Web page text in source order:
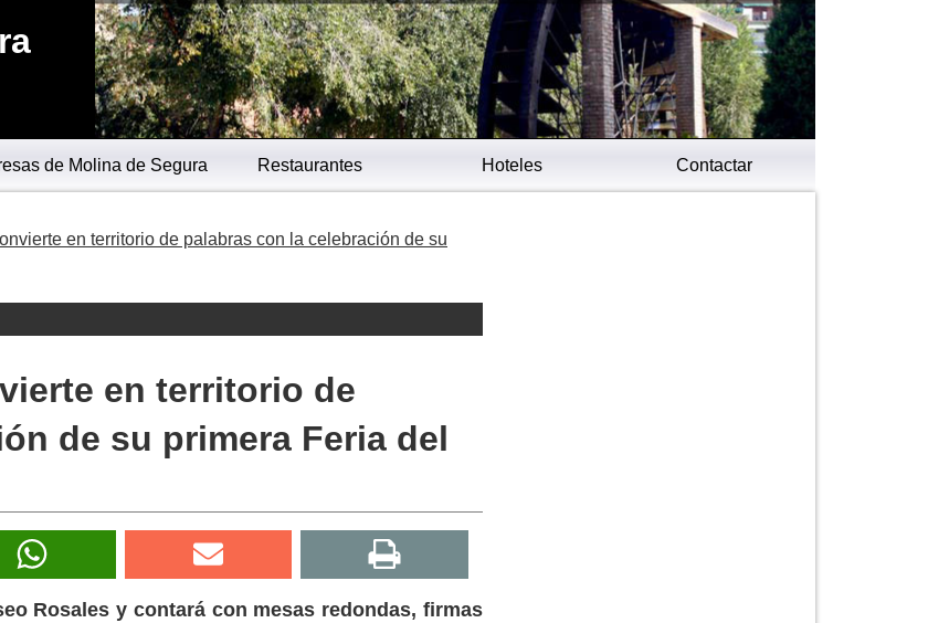
de Molina de Segura Restaurantes Hoteles Contactar
en territorio de palabras con la celebración de su
en territorio de
de su primera Feria del
Rosales y contará con mesas redondas, firmas